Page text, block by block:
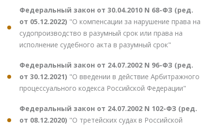
Федеральный закон от 30.04.2010 N 68-ФЗ (ред.
от 05.12.2022) "О компенсации за нарушение права на
судопроизводство в разумный срок или права на
исполнение судебного акта в разумный срок"
Федеральный закон от 24.07.2002 N 96-ФЗ (ред.
от 30.12.2021) "О введении в действие Арбитражного
процессуального кодекса Российской Федерации"
Федеральный закон от 24.07.2002 N 102-ФЗ (ред.
от 08.12.2020) "О третейских судах в Российской